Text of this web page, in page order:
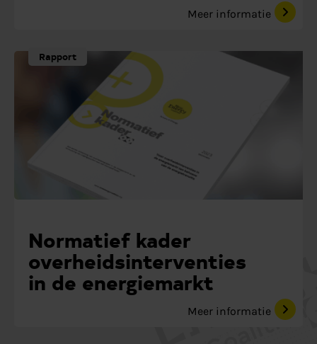
Meer informatie
Rapport
Normatief kader
overheidsinterventies
in de energiemarkt
Meer informatie